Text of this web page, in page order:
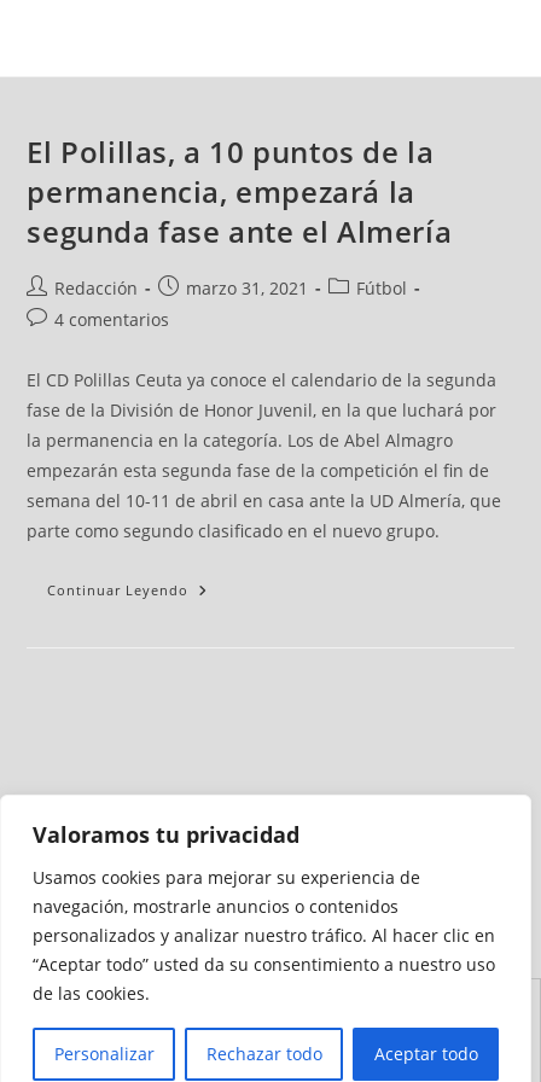
Valoramos tu privacidad
Usamos cookies para mejorar su experiencia de
navegación, mostrarle anuncios o contenidos
personalizados y analizar nuestro tráfico. Al hacer clic en
“Aceptar todo” usted da su consentimiento a nuestro uso
de las cookies.
Personalizar Rechazar todo Aceptar todo
El Polillas, a 10 puntos de la
permanencia, empezará la
segunda fase ante el Almería
Redacción marzo 31, 2021
Fútbol
4 comentarios
El CD Polillas Ceuta ya conoce el calendario de la segunda
fase de la División de Honor Juvenil, en la que luchará por
la permanencia en la categoría. Los de Abel Almagro
empezarán esta segunda fase de la competición el fin de
semana del 10-11 de abril en casa ante la UD Almería, que
parte como segundo clasificado en el nuevo grupo.
Continuar Leyendo
Medio auditado por
Accesibilidad
Sitio
Cookies
Privacidad